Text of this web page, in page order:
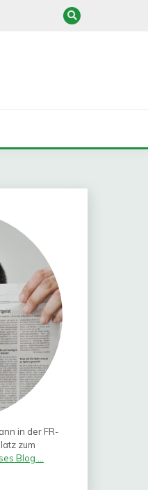
in der FR-
zum
Blog ...